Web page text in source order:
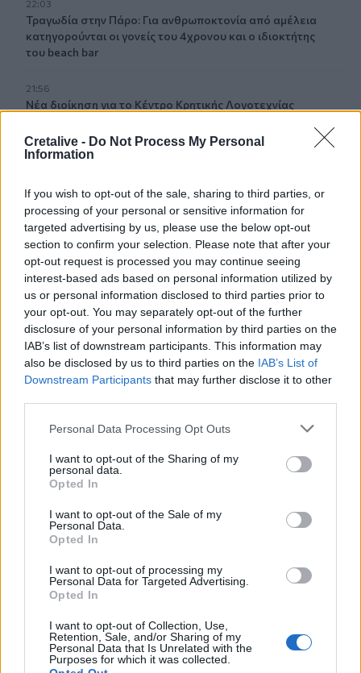
Cretalive - Do Not Process My Personal
Information
If you wish to opt-out of the sale, sharing to third parties, or
processing of your personal or sensitive information for
targeted advertising by us, please use the below opt-out
section to confirm your selection. Please note that after your
opt-out request is processed you may continue seeing
interest-based ads based on personal information utilized by
us or personal information disclosed to third parties prior to
your opt-out. You may separately opt-out of the further
disclosure of your personal information by third parties on the
IAB’s list of downstream participants. This information may
also be disclosed by us to third parties on the IAB’s List of
Downstream Participants that may further disclose it to other
Personal Data Processing Opt Outs
I want to opt-out of the Sharing of my
personal data.
Opted In
I want to opt-out of the Sale of my
Personal Data.
Opted In
I want to opt-out of processing my
Personal Data for Targeted Advertising.
Opted In
I want to opt-out of Collection, Use,
Retention, Sale, and/or Sharing of my
Personal Data that Is Unrelated with the
Purposes for which it was collected.
22:03
Τραγωδία στην Πάρο: Για ανθρωποκτονία από αμέλεια
κατηγορούνται οι γονείς του 4χρονου και ο ιδιοκτήτης
του beach bar
21:56
Νέα διοίκηση για το Κέντρο Κρητικής Λογοτεχνίας
21:51
Στα ύψη το Σάββατο (08/08) ο υδράργυρος: Σε ποια
21:45
Μπάλος: Επίσκεψη με… ραντεβού - Τι σχεδιάζεται για την
διάσημη παραλία
21:36
Από τη Νέα Αλικαρνασσό στη Νίκαια της Γαλλίας με το
Erasmus+
21:30
Βουλγαρία: Μη επανδρωμένο αεροσκάφος συνετρίβη
κοντά σε αγωγό φυσικού αερίου
Τραγωδία στην Αλεξανδρούπολη: Νεκρός άνδρας που
Αγίου Μύρωνος
Κομοτηνή: Στο νοσοκομείο ανήλικος μετά από
κατανάλωση αλκοόλ
ΠΕΡΙΣΣΟΤΕΡΑ